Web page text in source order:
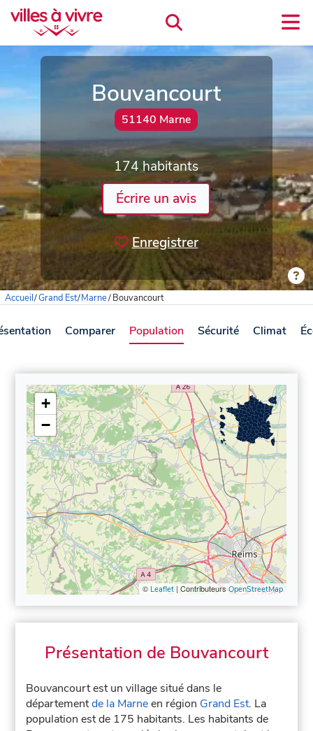
Bouvancourt
51140 Marne
174 habitants
Écrire un avis
Enregistrer
Accueil/Grand Est/Marne/Bouvancourt
Comparer Population Sécurité Climat
+
−
© Leaflet| ContributeursOpenStreetMap
Présentation de Bouvancourt
Bouvancourt est un village situé dans le
départementde la Marneen région Grand Est. La
population est de 175 habitants. Les habitants de